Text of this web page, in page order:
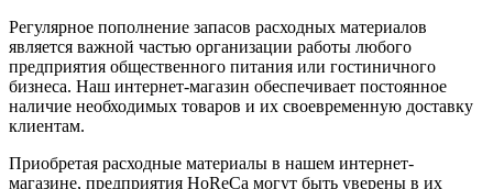
Регулярное пополнение запасов расходных материалов
является важной частью организации работы любого
предприятия общественного питания или гостиничного
бизнеса. Наш интернет-магазин обеспечивает постоянное
наличие необходимых товаров и их своевременную доставку
клиентам.
Приобретая расходные материалы в нашем интернет-
магазине, предприятия HoReCa могут быть уверены в их